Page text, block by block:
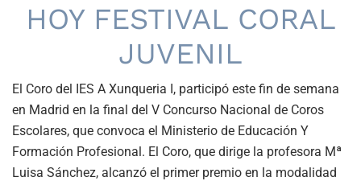
HOY FESTIVAL CORAL
JUVENIL
El Coro del IES A Xunqueria I, participó este fin de semana
en Madrid en la final del V Concurso Nacional de Coros
Escolares, que convoca el Ministerio de Educación Y
Formación Profesional. El Coro, que dirige la profesora Mª
Luisa Sánchez, alcanzó el primer premio en la modalidad